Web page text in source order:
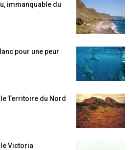
immanquable du
pour une peur
Territoire du Nord
Victoria